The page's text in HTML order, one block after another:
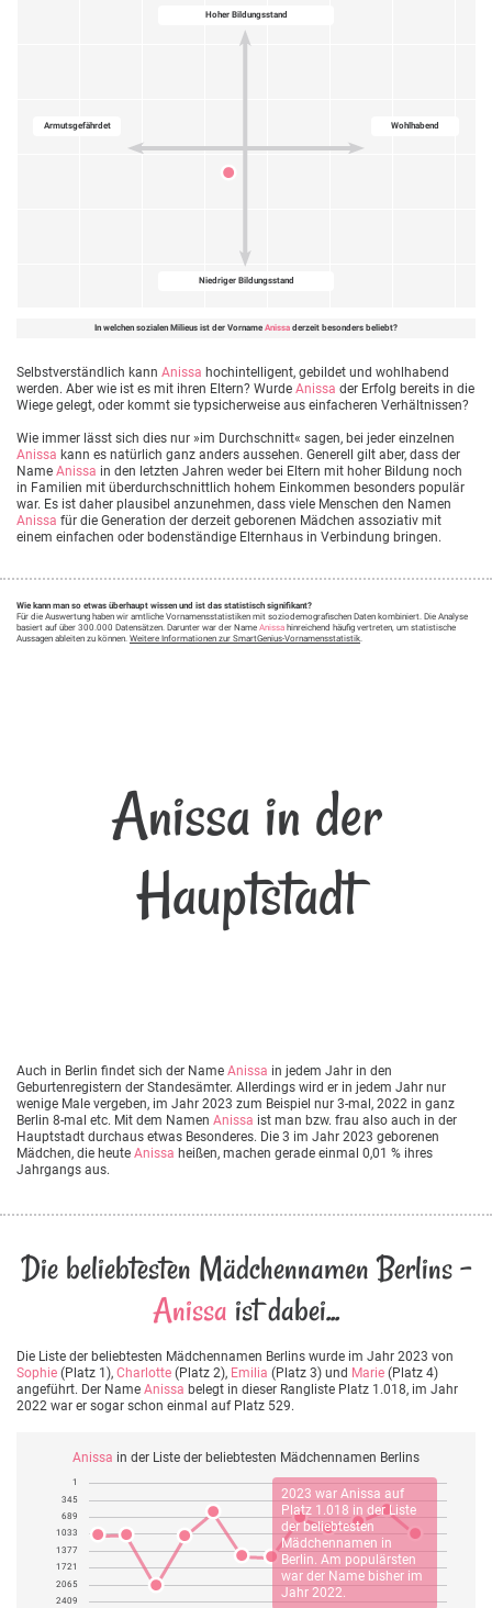
Hoher Bildungsstand
Wohlhabend
Niedriger Bildungsstand
Armutsgefährdet
In welchen sozialen Milieus ist der Vorname Anissa derzeit besonders beliebt?
Selbstverständlich kann Anissa hochintelligent, gebildet und wohlhabend
werden. Aber wie ist es mit ihren Eltern? Wurde Anissa der Erfolg bereits in die
Wiege gelegt, oder kommt sie typsicherweise aus einfacheren Verhältnissen?
Wie immer lässt sich dies nur »im Durchschnitt« sagen, bei jeder einzelnen
Anissa kann es natürlich ganz anders aussehen. Generell gilt aber, dass der
Name Anissa in den letzten Jahren weder bei Eltern mit hoher Bildung noch
in Familien mit überdurchschnittlich hohem Einkommen besonders populär
war. Es ist daher plausibel anzunehmen, dass viele Menschen den Namen
Anissa für die Generation der derzeit geborenen Mädchen assoziativ mit
einem einfachen oder bodenständige Elternhaus in Verbindung bringen.
Wie kann man so etwas überhaupt wissen und ist das statistisch signifikant?
Für die Auswertung haben wir amtliche Vornamensstatistiken mit soziodemografischen Daten kombiniert. Die Analyse
basiert auf über 300.000 Datensätzen. Darunter war der Name Anissa hinreichend häufig vertreten, um statistische
Aussagen ableiten zu können. Weitere Informationen zur SmartGenius-Vornamensstatistik.
Anissa in der
Hauptstadt
Auch in Berlin findet sich der Name Anissa in jedem Jahr in den
Geburtenregistern der Standesämter. Allerdings wird er in jedem Jahr nur
wenige Male vergeben, im Jahr 2023 zum Beispiel nur 3-mal, 2022 in ganz
Berlin 8-mal etc. Mit dem Namen Anissa ist man bzw. frau also auch in der
Hauptstadt durchaus etwas Besonderes. Die 3 im Jahr 2023 geborenen
Mädchen, die heute Anissa heißen, machen gerade einmal 0,01 % ihres
Jahrgangs aus.
Die beliebtesten Mädchennamen Berlins -
Anissa ist dabei...
Die Liste der beliebtesten Mädchennamen Berlins wurde im Jahr 2023 von
Sophie (Platz 1), Charlotte (Platz 2), Emilia (Platz 3) und Marie (Platz 4)
angeführt. Der Name Anissa belegt in dieser Rangliste Platz 1.018, im Jahr
2022 war er sogar schon einmal auf Platz 529.
Anissa in der Liste der beliebtesten Mädchennamen Berlins
2023 war Anissa auf
Platz 1.018 in der Liste
der beliebtesten
Mädchennamen in
Berlin. Am populärsten
war der Name bisher im
Jahr 2022.
1
345
689
1033
1377
1721
2065
2409